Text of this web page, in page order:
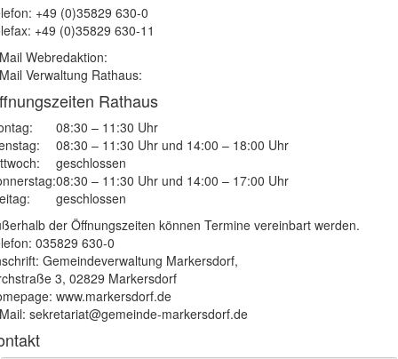
+49 (0)35829 630-0
+49 (0)35829 630-11
Webredaktion:
Verwaltung Rathaus:
Rathaus
08:30 – 11:30 Uhr
08:30 – 11:30 Uhr und 14:00 – 18:00 Uhr
geschlossen
08:30 – 11:30 Uhr und 14:00 – 17:00 Uhr
geschlossen
der Öffnungszeiten können Termine vereinbart werden.
035829 630-0
Gemeindeverwaltung Markersdorf,
3, 02829 Markersdorf
www.markersdorf.de
sekretariat@gemeinde-markersdorf.de